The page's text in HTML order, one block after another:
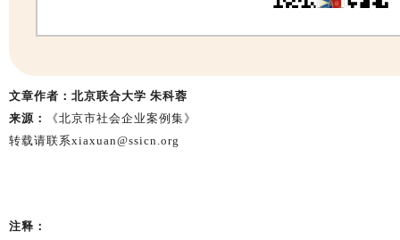
文章作者： 北京联合大学 朱科蓉
来源：
《北京市社会企业案例集》
转载请联系xiaxuan@ssicn.org
注释：